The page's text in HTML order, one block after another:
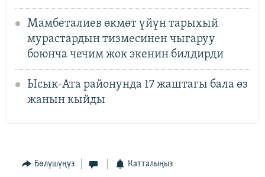
Мамбеталиев өкмөт үйүн тарыхый
мурастардын тизмесинен чыгаруу
боюнча чечим жок экенин билдирди
Ысык-Ата районунда 17 жаштагы бала өз
жанын кыйды
Бөлүшүңүз Катталыңыз